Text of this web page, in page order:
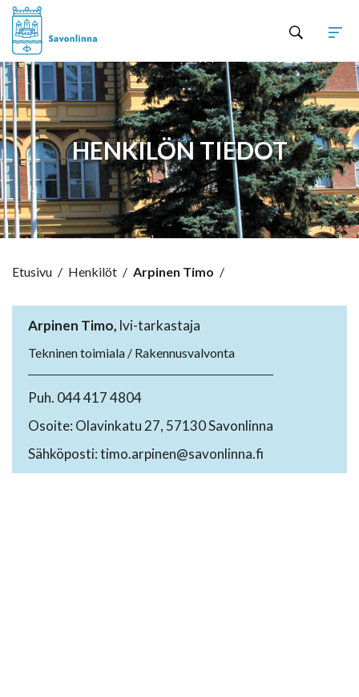
HENKILÖN TIEDOT
Etusivu / Henkilöt / Arpinen Timo /
Arpinen Timo, lvi-tarkastaja
Tekninen toimiala / Rakennusvalvonta
Puh. 044 417 4804
Osoite: Olavinkatu 27, 57130 Savonlinna
Sähköposti: timo.arpinen@savonlinna.fi